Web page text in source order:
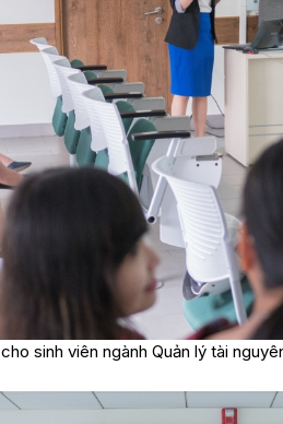
sinh viên ngành Quản lý tài